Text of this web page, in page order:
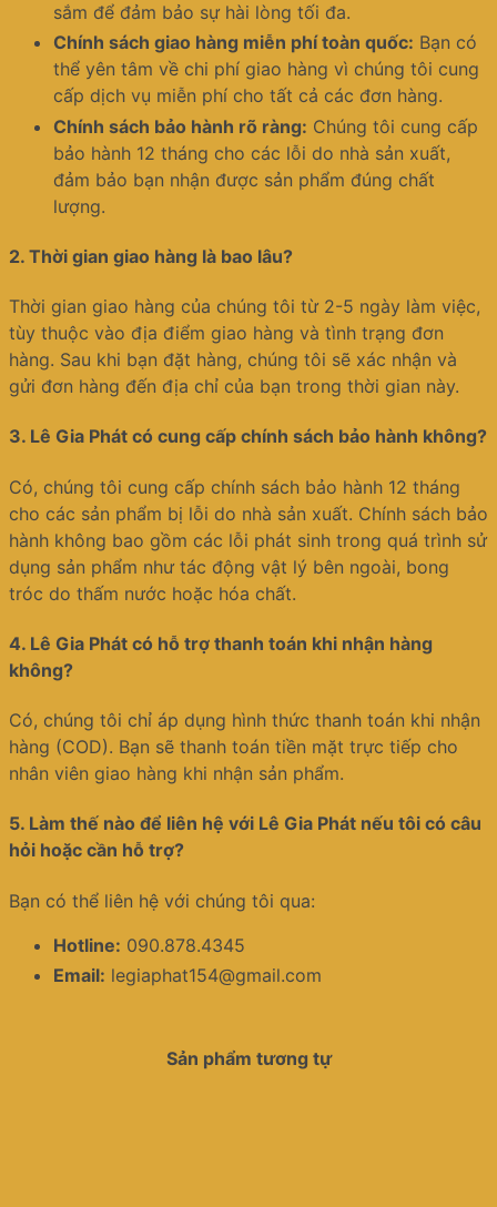
sắm để đảm bảo sự hài lòng tối đa.
Chính sách giao hàng miễn phí toàn quốc: Bạn có
thể yên tâm về chi phí giao hàng vì chúng tôi cung
cấp dịch vụ miễn phí cho tất cả các đơn hàng.
Chính sách bảo hành rõ ràng: Chúng tôi cung cấp
bảo hành 12 tháng cho các lỗi do nhà sản xuất,
đảm bảo bạn nhận được sản phẩm đúng chất
lượng.
2. Thời gian giao hàng là bao lâu?
Thời gian giao hàng của chúng tôi từ 2-5 ngày làm việc,
tùy thuộc vào địa điểm giao hàng và tình trạng đơn
hàng. Sau khi bạn đặt hàng, chúng tôi sẽ xác nhận và
gửi đơn hàng đến địa chỉ của bạn trong thời gian này.
3. Lê Gia Phát có cung cấp chính sách bảo hành không?
Có, chúng tôi cung cấp chính sách bảo hành 12 tháng
cho các sản phẩm bị lỗi do nhà sản xuất. Chính sách bảo
hành không bao gồm các lỗi phát sinh trong quá trình sử
dụng sản phẩm như tác động vật lý bên ngoài, bong
tróc do thấm nước hoặc hóa chất.
4. Lê Gia Phát có hỗ trợ thanh toán khi nhận hàng
không?
Có, chúng tôi chỉ áp dụng hình thức thanh toán khi nhận
hàng (COD). Bạn sẽ thanh toán tiền mặt trực tiếp cho
nhân viên giao hàng khi nhận sản phẩm.
5. Làm thế nào để liên hệ với Lê Gia Phát nếu tôi có câu
hỏi hoặc cần hỗ trợ?
Bạn có thể liên hệ với chúng tôi qua:
Hotline: 090.878.4345
Email: legiaphat154@gmail.com
Sản phẩm tương tự